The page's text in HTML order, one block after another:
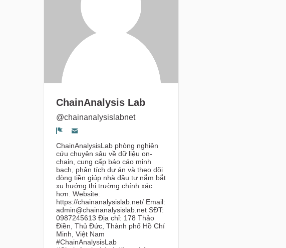
ChainAnalysis Lab
@chainanalysislabnet
Segnala un problema
ChainAnalysisLab phòng nghiên
cứu chuyên sâu về dữ liệu on-
chain, cung cấp báo cáo minh
bạch, phân tích dự án và theo dõi
dòng tiền giúp nhà đầu tư nắm bắt
xu hướng thị trường chính xác
hơn. Website:
https://chainanalysislab.net/ Email:
admin@chainanalysislab.net SĐT:
0987245613 Địa chỉ: 178 Thảo
Điền, Thủ Đức, Thành phố Hồ Chí
Minh, Việt Nam
#ChainAnalysisLab